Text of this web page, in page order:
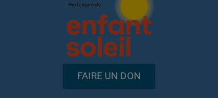
FAIRE UN DON